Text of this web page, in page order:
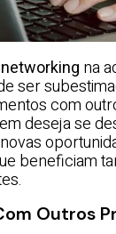
na
ser
com
deseja se
beneficiam
Outros